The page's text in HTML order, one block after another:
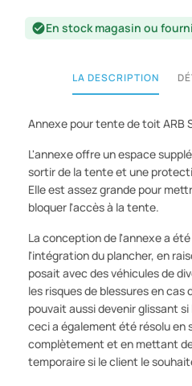
check_circleEn stock magasin ou
LA DESCRIPTION
Annexe pour tente de toit ARB
L'annexe offre un espace
sortir de la tente et une
Elle est assez grande pour
bloquer l'accès à la tente.
La conception de l'annexe a
l'intégration du plancher, en
posait avec des véhicules de
les risques de blessures en cas
pouvait aussi devenir glissant
ceci a également été résolu en
complètement et en mettant
temporaire si le client le